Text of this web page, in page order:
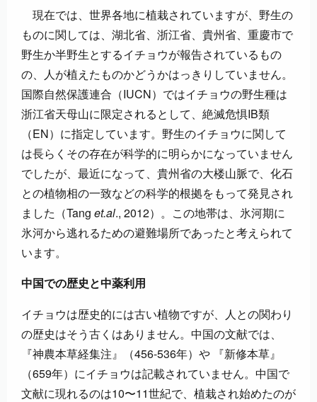
現在では、世界各地に植栽されていますが、野生の
ものに関しては、湖北省、浙江省、貴州省、重慶市で
野生か半野生とするイチョウが報告されているもの
の、人が植えたものかどうかはっきりしていません。
国際自然保護連合（IUCN）ではイチョウの野生種は
浙江省天母山に限定されるとして、絶滅危惧IB類
（EN）に指定しています。野生のイチョウに関して
は長らくその存在が科学的に明らかになっていません
でしたが、最近になって、貴州省の大楼山脈で、化石
との植物相の一致などの科学的根拠をもって発見され
ました（Tang et.al., 2012）。この地帯は、氷河期に
氷河から逃れるための避難場所であったと考えられて
います。
中国での歴史と中薬利用
イチョウは歴史的には古い植物ですが、人との関わり
の歴史はそう古くはありません。中国の文献では、
『神農本草経集注』（456-536年）や 『新修本草』
（659年）にイチョウは記載されていません。中国で
文献に現れるのは10〜11世紀で、植栽され始めたのが